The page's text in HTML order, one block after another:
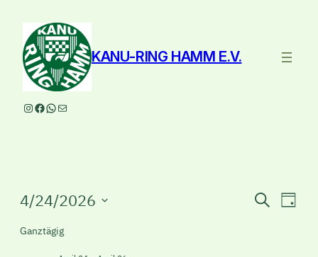
KANU-RING HAMM E.V.
Instagram
Facebook
WhatsApp
E-Mail
Veranstaltungen
für
SucheTag
4/24/2026
wählen.
Ganztägig